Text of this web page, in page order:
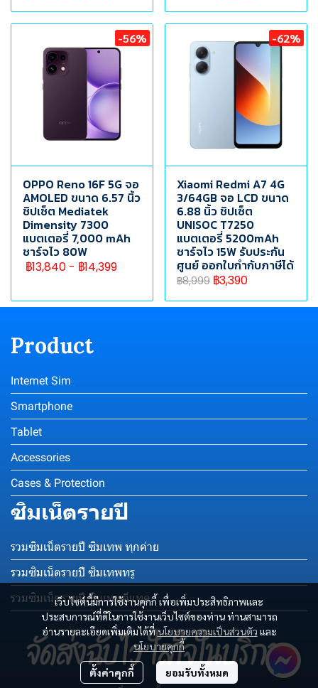
-56%
OPPO Reno 16F 5G จอ
AMOLED ขนาด 6.57 นิ้ว
ชิปเซ็ต Mediatek
Dimensity 7300
แบตเตอรี่ 7,000 mAh
ชาร์จไว 80W
฿13,840 - ฿14,399
-62%
Xiaomi Redmi A7 4G
3/64GB จอ LCD ขนาด
6.88 นิ้ว ชิปเซ็ต
UNISOC T7250
แบตเตอรี่ 5200mAh
ชาร์จไว 15W รับประกัน
ศูนย์ ออกใบกำกับภาษีได้
฿8,999 ฿3,390
เว็บไซต์นี้มีการใช้งานคุกกี้ เพื่อเพิ่มประสิทธิภาพและ
ประสบการณ์ที่ดีในการใช้งานเว็บไซต์ของท่าน ท่านสามารถ
อ่านรายละเอียดเพิ่มเติมได้ที่นโยบายความเป็นส่วนตัว และ
นโยบายคุกกี้
ตั้งค่าคุกกี้ ยอมรับทั้งหมด
Product
Internet Sim
Smartphone
Tablet
Accessories
Cases & Protection
ซิมเน็ตรายปี
รวมซิมเน็ตรายปี ซิมเทพ ทุกค่าย
รวมซิมเน็ตรายปี ซิมเทพทรู
รวมซิมเน็ตรายปี ซิมเทพดีแทค